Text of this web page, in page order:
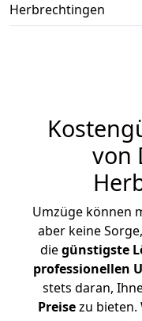
Herbrechtingen
von
Umzüge können
aber keine
diegünstigste
professionellen
stets daran,
Preisezu bieten.